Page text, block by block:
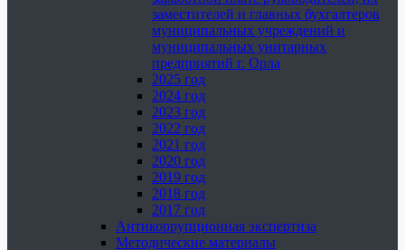
заместителей и главных бухгалтеров
муниципальных учреждений и
муниципальных унитарных
предприятий г. Орла
2025 год
2024 год
2023 год
2022 год
2021 год
2020 год
2019 год
2018 год
2017 год
Антикоррупционная экспертиза
Методические материалы